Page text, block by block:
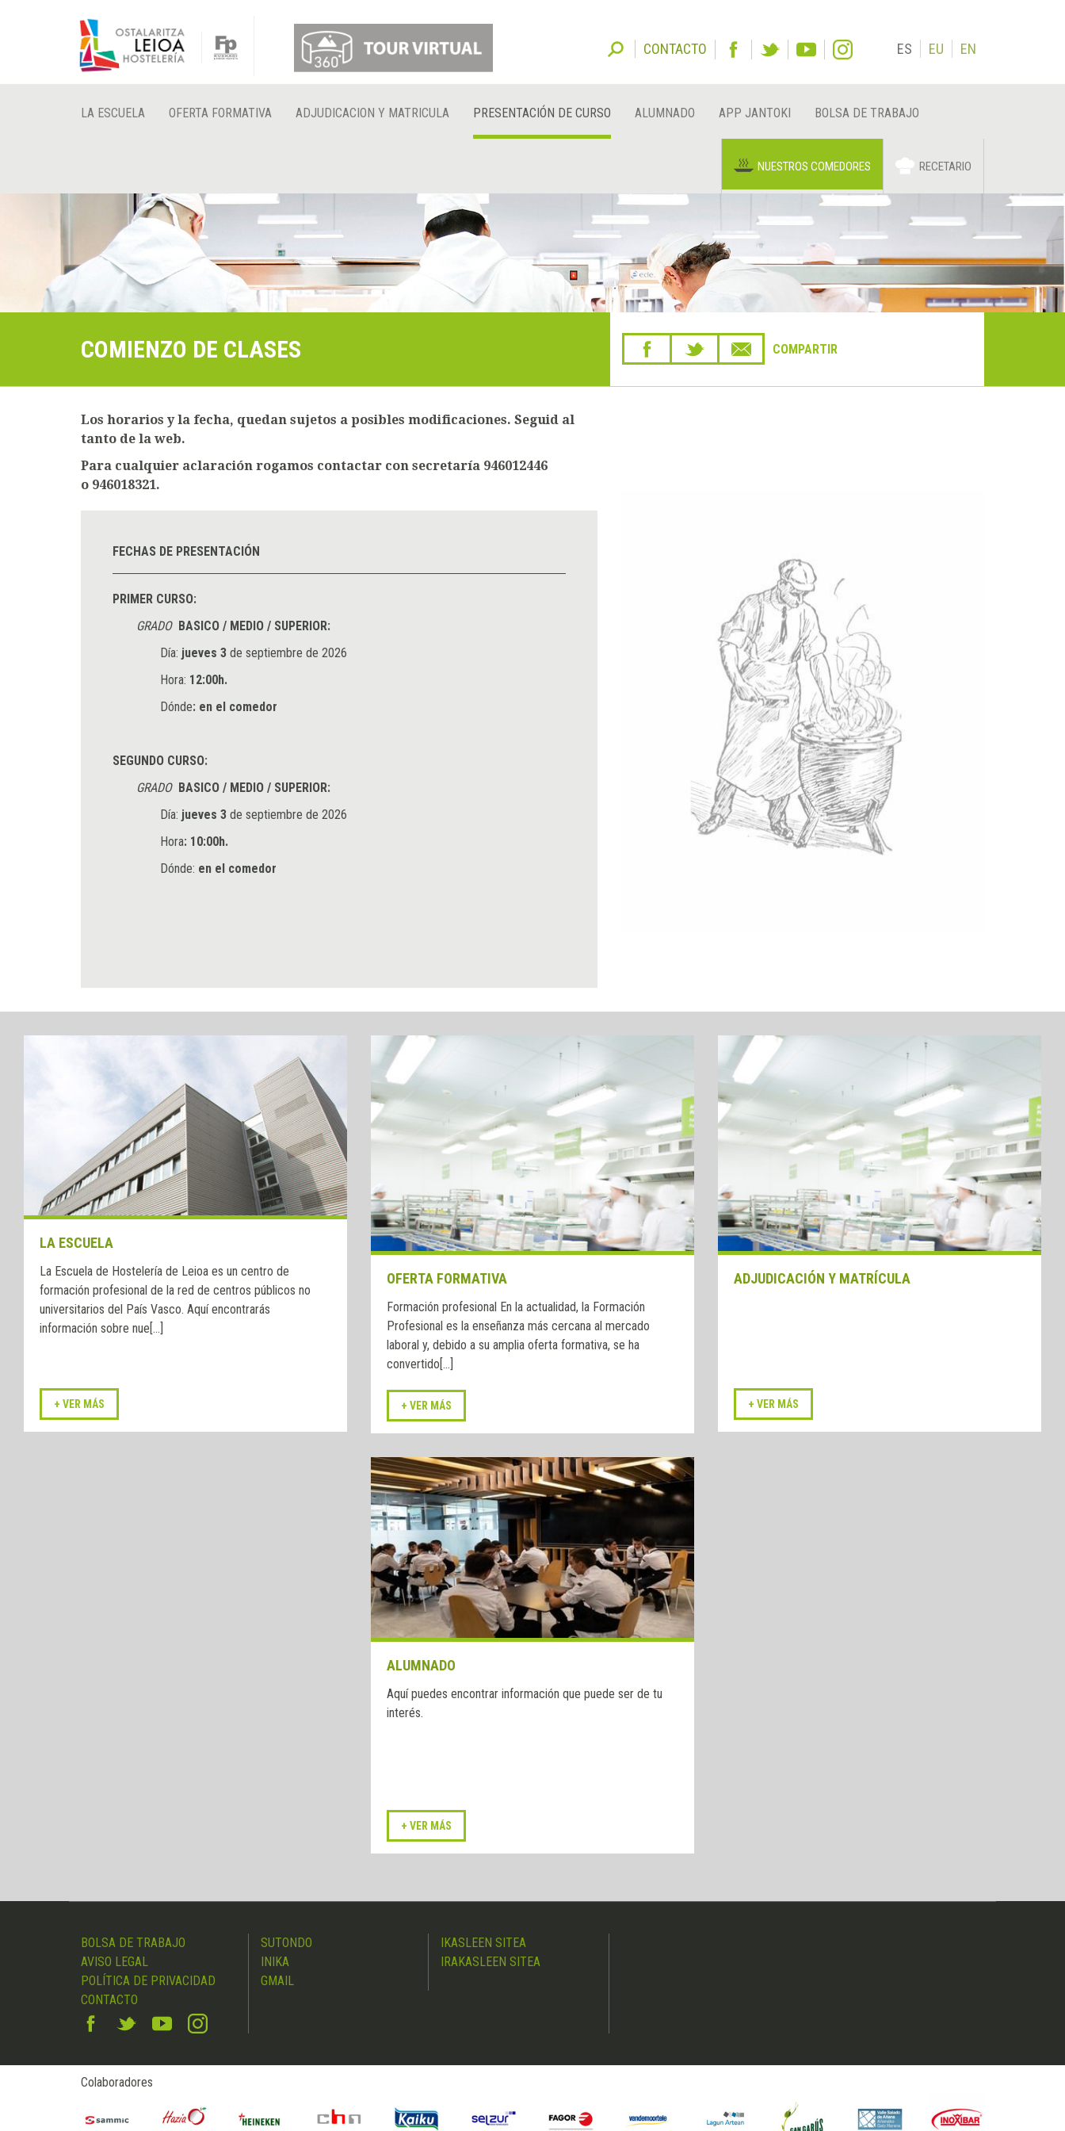
CONTACTO ES EU EN
LA ESCUELA OFERTA FORMATIVA ADJUDICACION Y MATRICULA PRESENTACIÓN DE CURSO ALUMNADO APP JANTOKI BOLSA DE TRABAJO
NUESTROS COMEDORES RECETARIO
COMIENZO DE CLASES COMPARTIR
Los horarios y la fecha, quedan sujetos a posibles modificaciones. Seguid al
tanto de la web.
Para cualquier aclaración rogamos contactar con secretaría 946012446
o 946018321.
FECHAS DE PRESENTACIÓN
PRIMER CURSO:
GRADO BASICO / MEDIO / SUPERIOR:
Día: jueves 3 de septiembre de 2026
Hora: 12:00h.
Dónde: en el comedor
SEGUNDO CURSO:
GRADO BASICO / MEDIO / SUPERIOR:
Día: jueves 3 de septiembre de 2026
Hora: 10:00h.
Dónde: en el comedor
LA ESCUELA
La Escuela de Hostelería de Leioa es un centro de
formación profesional de la red de centros públicos no
universitarios del País Vasco. Aquí encontrarás
información sobre nue[...]
OFERTA FORMATIVA
Formación profesional En la actualidad, la Formación
Profesional es la enseñanza más cercana al mercado
laboral y, debido a su amplia oferta formativa, se ha
convertido[...]
ADJUDICACIÓN Y MATRÍCULA
ALUMNADO
Aquí puedes encontrar información que puede ser de tu
interés.
BOLSA DE TRABAJO
AVISO LEGAL
POLÍTICA DE PRIVACIDAD
CONTACTO
SUTONDO
INIKA
GMAIL
IKASLEEN SITEA
IRAKASLEEN SITEA
Colaboradores